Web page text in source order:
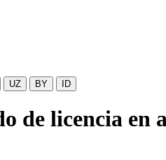
UZ BY ID
de licencia en